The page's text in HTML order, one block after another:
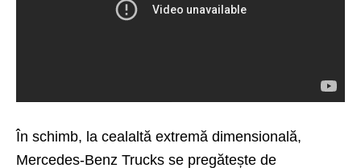
În schimb, la cealaltă extremă dimensională,
Mercedes-Benz Trucks se pregătește de